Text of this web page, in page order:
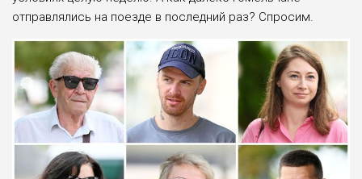
отправлялись на поезде в послед­ний раз? Спросим.